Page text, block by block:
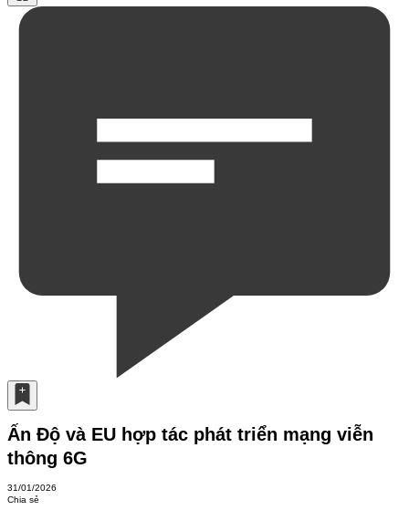
Ấn Độ và EU hợp tác phát triển mạng viễn
thông 6G
31/01/2026
Chia sẻ